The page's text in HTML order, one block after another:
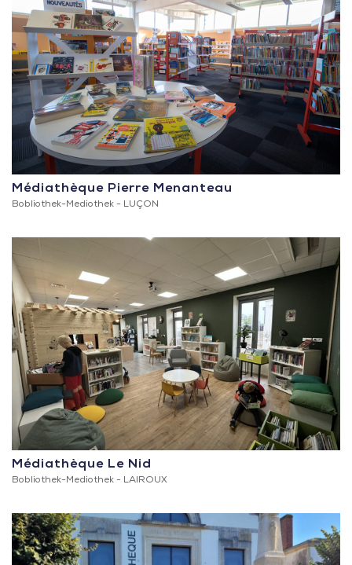
Médiathèque Pierre Menanteau
Bobliothek-Mediothek - LUÇON
Médiathèque Le Nid
Bobliothek-Mediothek - LAIROUX